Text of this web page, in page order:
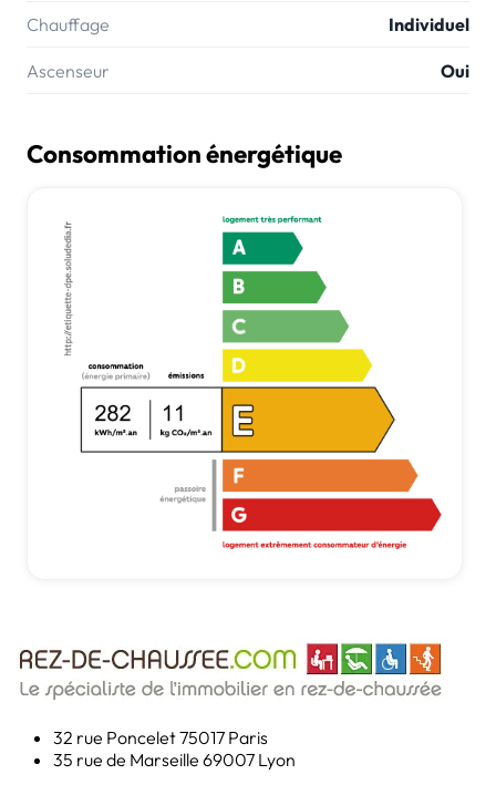
Chauffage Individuel
Ascenseur Oui
Consommation énergétique
32 rue Poncelet75017 Paris
35 rue de Marseille 69007 Lyon